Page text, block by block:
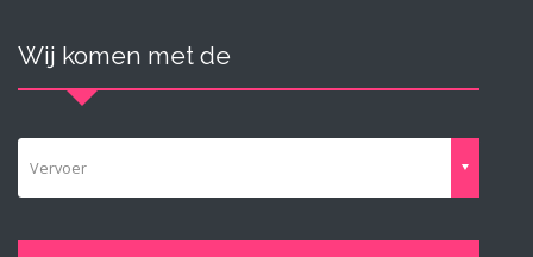
Wij komen met de
Vervoer